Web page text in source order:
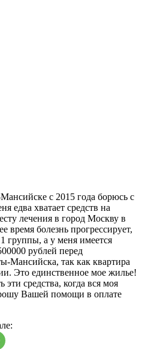
с 2015 года борюсь с
едва хватает средств на
лечения в город Москву в
время болезнь прогрессирует,
группы, а у меня имеется
рублей перед
Мансийска, так как квартира
Это единственное мое жилье!
средства, когда вся моя
Вашей помощи в оплате